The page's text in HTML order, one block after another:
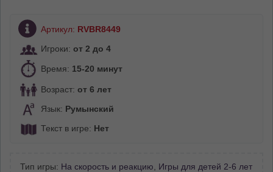
Артикул: RVBR8449
Игроки: от 2 до 4
Время: 15-20 минут
Возраст: от 6 лет
Язык: Румынский
Текст в игре: Нет
Тип игры: На скорость и реакцию
Игры для детей 2-6 лет